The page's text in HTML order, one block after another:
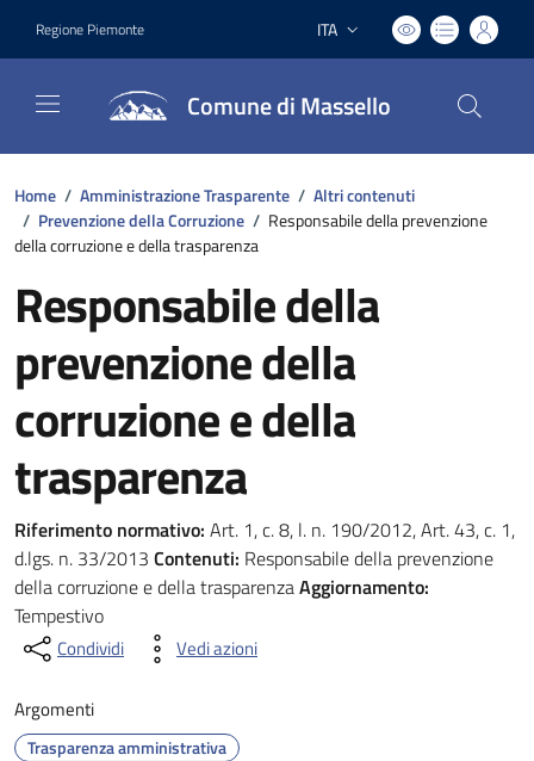
Regione Piemonte Lingua attiva:
ITA
Comune di Massello
Home / Amministrazione Trasparente / Altri contenuti
/ Prevenzione della Corruzione / Responsabile della prevenzione
della corruzione e della trasparenza
Responsabile della
prevenzione della
corruzione e della
trasparenza
Riferimento normativo: Art. 1, c. 8, l. n. 190/2012, Art. 43, c. 1,
d.lgs. n. 33/2013 Contenuti: Responsabile della prevenzione
della corruzione e della trasparenzaAggiornamento:
Tempestivo
Condividi Vedi azioni
Argomenti
Trasparenza amministrativa